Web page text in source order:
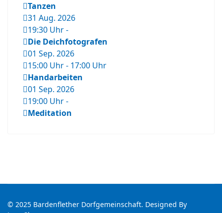
Tanzen
31 Aug. 2026
19:30 Uhr-
Die Deichfotografen
01 Sep. 2026
15:00 Uhr- 17:00 Uhr
Handarbeiten
01 Sep. 2026
19:00 Uhr-
Meditation
© 2025 Bardenflether Dorfgemeinschaft. Designed By